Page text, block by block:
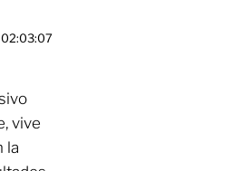
vive
la